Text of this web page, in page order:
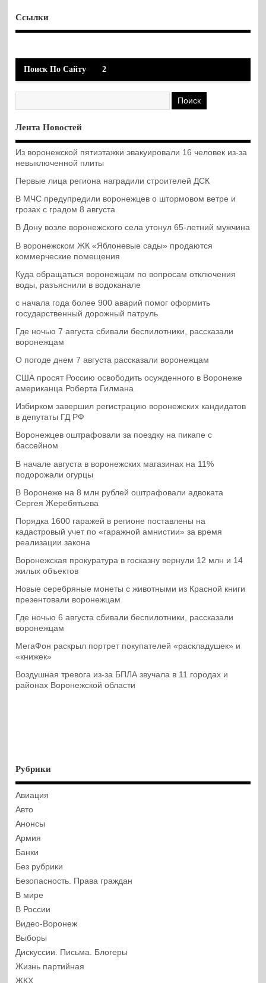
Ссылки
Поиск По Сайту 2
Лента Новостей
Из воронежской пятиэтажки эвакуировали 16 человек из-за
невыключенной плиты
Первые лица региона наградили строителей ДСК
В МЧС предупредили воронежцев о штормовом ветре и
грозах с градом 8 августа
В Дону возле воронежского села утонул 65-летний мужчина
В воронежском ЖК «Яблоневые сады» продаются
коммерческие помещения
Куда обращаться воронежцам по вопросам отключения
воды, разъяснили в водоканале
с начала года более 900 аварий помог оформить
государственный дорожный патруль
Где ночью 7 августа сбивали беспилотники, рассказали
воронежцам
О погоде днем 7 августа рассказали воронежцам
США просят Россию освободить осужденного в Воронеже
американца Роберта Гилмана
Избирком завершил регистрацию воронежских кандидатов
в депутаты ГД РФ
Воронежцев оштрафовали за поездку на пикапе с
бассейном
В начале августа в воронежских магазинах на 11%
подорожали огурцы
В Воронеже на 8 млн рублей оштрафовали адвоката
Сергея Жеребятьева
Порядка 1600 гаражей в регионе поставлены на
кадастровый учет по «гаражной амнистии» за время
реализации закона
Воронежская прокуратура в госказну вернули 12 млн и 14
жилых объектов
Новые серебряные монеты с животными из Красной книги
презентовали воронежцам
Где ночью 6 августа сбивали беспилотники, рассказали
воронежцам
МегаФон раскрыл портрет покупателей «раскладушек» и
«книжек»
Воздушная тревога из-за БПЛА звучала в 11 городах и
районах Воронежской области
Рубрики
Авиация
Авто
Анонсы
Армия
Банки
Без рубрики
Безопасность. Права граждан
В мире
В России
Видео-Воронеж
Выборы
Дискуссии. Письма. Блогеры
Жизнь партийная
ЖКХ